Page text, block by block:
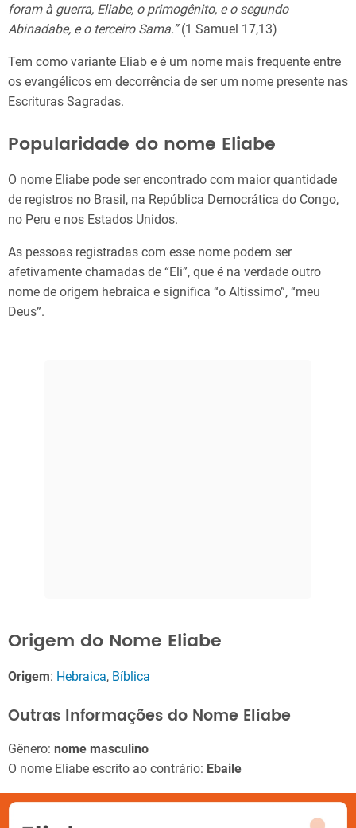
foram à guerra, Eliabe, o primogênito, e o segundo
Abinadabe, e o terceiro Sama.”(1 Samuel 17,13)
Tem como variante Eliab e é um nome mais frequente entre
os evangélicos em decorrência de ser um nome presente nas
Escrituras Sagradas.
Popularidade do nome Eliabe
O nome Eliabe pode ser encontrado com maior quantidade
de registros no Brasil, na República Democrática do Congo,
no Peru e nos Estados Unidos.
As pessoas registradas com esse nome podem ser
afetivamente chamadas de “Eli”, que é na verdade outro
nome de origem hebraica e significa “o Altíssimo”, “meu
Deus”.
Origem do Nome Eliabe
Origem: Hebraica, Bíblica
Outras Informações do Nome Eliabe
Gênero: nome masculino
O nome Eliabe escrito ao contrário: Ebaile